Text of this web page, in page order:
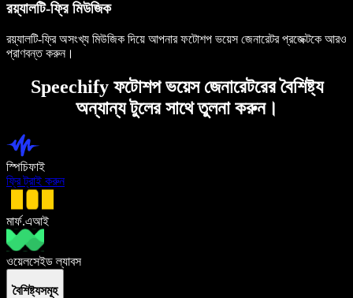
রয়্যালটি-ফ্রি মিউজিক
রয়্যালটি-ফ্রি অসংখ্য মিউজিক দিয়ে আপনার ফটোশপ ভয়েস জেনারেটর প্রজেক্টকে আরও
প্রাণবন্ত করুন।
Speechify ফটোশপ ভয়েস জেনারেটরের বৈশিষ্ট্য
অন্যান্য টুলের সাথে তুলনা করুন।
স্পিচিফাই
ফ্রি ট্রাই করুন
মার্ফ.এআই
ওয়েলসেইড ল্যাবস
বৈশিষ্ট্যসমূহ